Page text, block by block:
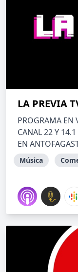
LA PREVIA
PROGRAMA EN
CANAL 22 Y
EN
Música